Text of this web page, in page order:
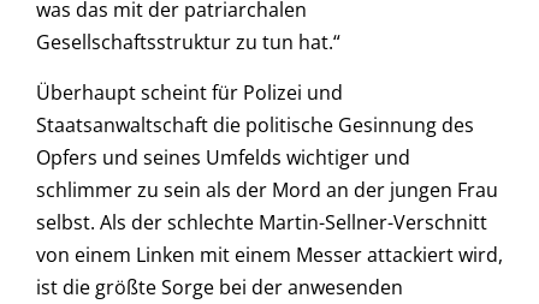
was das mit der patriarchalen
Gesellschaftsstruktur zu tun hat.“
Überhaupt scheint für Polizei und
Staatsanwaltschaft die politische Gesinnung des
Opfers und seines Umfelds wichtiger und
schlimmer zu sein als der Mord an der jungen Frau
selbst. Als der schlechte Martin-Sellner-Verschnitt
von einem Linken mit einem Messer attackiert wird,
ist die größte Sorge bei der anwesenden